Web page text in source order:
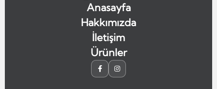
Anasayfa
Hakkımızda
İletişim
Ürünler